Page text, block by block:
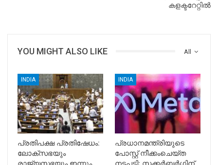
കളക്ടറേറ്റില്‍
All
YOU MIGHT ALSO LIKE
INDIA
പ്രതിപക്ഷ പ്രതിഷേധം:
ലോക്സഭയും
INDIA
പ്രധാനമന്ത്രിയുടെ
പോസ്റ്റ് നീക്കംചെയ്ത